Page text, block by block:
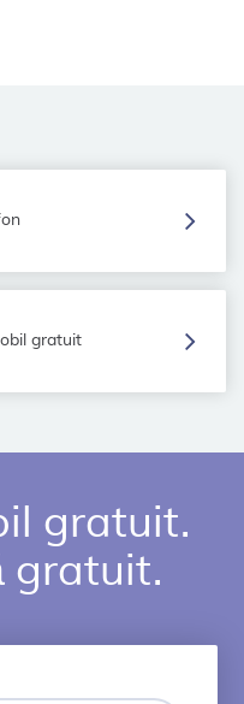
gratuit
gratuit.
gratuit.